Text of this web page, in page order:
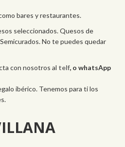
bares y restaurantes.
seleccionados. Quesos de
No te puedes quedar
con nosotros al telf, o whatsApp
ibérico. Tenemos para ti los